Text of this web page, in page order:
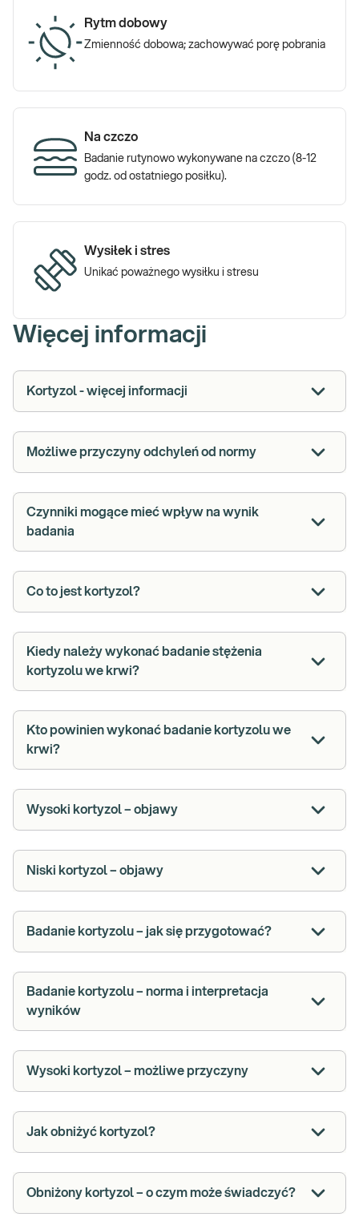
Rytm dobowy
Zmienność dobowa; zachowywać porę pobrania
Na czczo
Badanie rutynowo wykonywane na czczo (8-12
godz. od ostatniego posiłku).
Wysiłek i stres
Unikać poważnego wysiłku i stresu
Więcej informacji
Kortyzol - więcej informacji
Możliwe przyczyny odchyleń od normy
Czynniki mogące mieć wpływ na wynik
badania
Co to jest kortyzol?
Kiedy należy wykonać badanie stężenia
kortyzolu we krwi?
Kto powinien wykonać badanie kortyzolu we
krwi?
Wysoki kortyzol – objawy
Niski kortyzol – objawy
Badanie kortyzolu – jak się przygotować?
Badanie kortyzolu – norma i interpretacja
wyników
Wysoki kortyzol – możliwe przyczyny
Jak obniżyć kortyzol?
Obniżony kortyzol – o czym może świadczyć?